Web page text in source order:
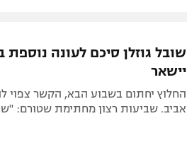
שובל גוזלן סיכם לעונה
יישאר
החלוץ יחתום בשבוע הבא, הקשר צפוי
אביב. שביעות רצון מחתימת שטורם: